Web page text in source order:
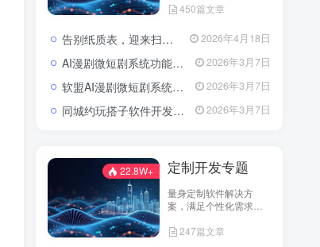
450篇文章
告别纸质表，迎来扫码风：企业检查开启“数字入企”新篇章 2026年4月18日
AI漫剧微短剧系统功能包括了哪些？ 2026年3月7日
软盟AI漫剧微短剧系统：以技术破局，重塑内容生产新范式 2026年3月7日
同城约玩搭子软件开发解决方案：模式选择与快速上线策略 2026年3月7日
22.8W+ 定制开发专题
量身定制软件解决方
案，满足个性化需求。
您实现业务创新与技术
247篇文章